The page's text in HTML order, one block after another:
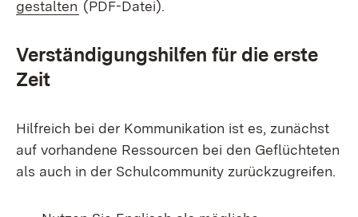
gestalten (Öffnet in neuem Fenster)
(PDF-Datei).
Verständigungshilfen für die erste
Zeit
Hilfreich bei der Kommunikation ist es, zunächst
auf vorhandene Ressourcen bei den Geflüchteten
als auch in der Schulcommunity zurückzugreifen.